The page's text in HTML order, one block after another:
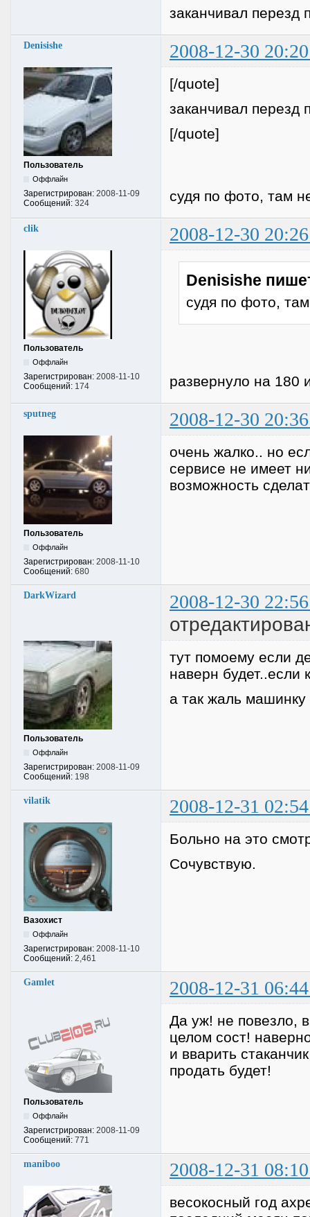
заканчивал перезд
Denisishe 2008-12-30
Пользователь
Оффлайн
Зарегистрирован: 2008-11-09
Сообщений: 324
[/quote]
заканчивал перезд
[/quote]
судя по фото, там
clik 2008-12-30
Пользователь
Оффлайн
Зарегистрирован: 2008-11-10
Сообщений: 174
Denisishe
судя по фото,
развернуло на 180
sputneg 2008-12-30
Пользователь
Оффлайн
Зарегистрирован: 2008-11-10
Сообщений: 680
очень жалко.. но
сервисе не имеет
возможность
DarkWizard 2008-12-30
Пользователь
Оффлайн
Зарегистрирован: 2008-11-09
Сообщений: 198
тут помоему если
наверн будет..если
а так жаль машинку
vilatik 2008-12-31
Вазохист
Оффлайн
Зарегистрирован: 2008-11-10
Сообщений: 2,461
Больно на это
Сочувствую.
Gamlet 2008-12-31
Пользователь
Оффлайн
Зарегистрирован: 2008-11-09
Сообщений: 771
Да уж! не повезло,
целом сост!
и вварить
продать будет!
maniboo 2008-12-31
весокосный год